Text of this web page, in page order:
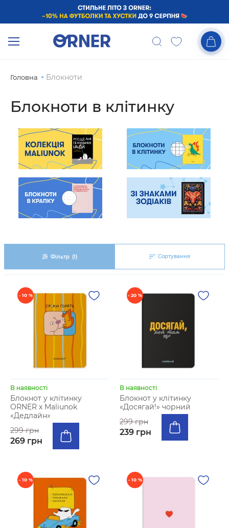
Головна Блокноти
Блокноти в клітинку
Фільтр (1) Сортування
- 10 %
В наявності
Блокнот у клітинку
ORNER x Maliunok
«Дедлайн»
299 грн
269 грн
- 20 %
В наявності
Блокнот у клітинку
«Досягай!» чорний
299 грн
239 грн
- 10 % - 10 %